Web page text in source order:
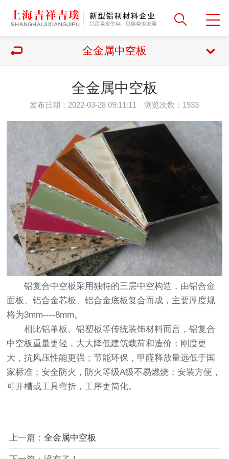
全金属中空板
全金属中空板
发布日期：2022-03-28 09:11:11 浏览次数： 1933
铝复合中空板采用独特的三层中空构造，由铝合金
面板、铝合金芯板、铝合金底板复合而成，主要厚度规
格为3mm----8mm。
相比铝单板、铝塑板等传统装饰材料而言，铝复合
中空板重量更轻，大大降低建筑载荷和造价；刚度更
大，抗风压性能更强；节能环保，甲醛释放量远低于国
家标准；安全防火，防火等级A级不易燃烧；安装方便，
可开槽或工具弯折，工序更简化。
上一篇： 全金属中空板